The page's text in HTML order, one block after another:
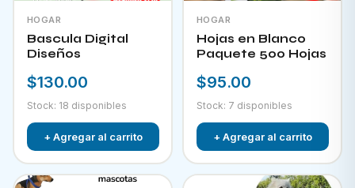
HOGAR
Bascula Digital
Diseños
$130.00
Stock: 18 disponibles
+ Agregar al carrito
HOGAR
Hojas en Blanco
Paquete 500 Hojas
$95.00
Stock: 7 disponibles
+ Agregar al carrito